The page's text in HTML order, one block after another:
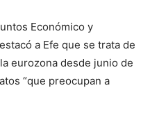
Económico y
a Efe que se trata de
eurozona desde junio de
“que preocupan a